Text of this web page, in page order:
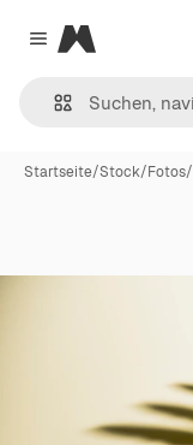
Close menu
Magnific
Startseite/Stock/Fotos/